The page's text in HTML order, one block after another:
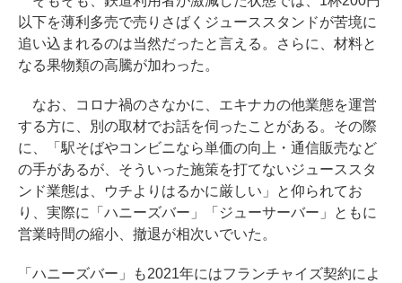
以下を薄利多売で売りさばくジューススタンドが苦境に
追い込まれるのは当然だったと言える。さらに、材料と
なる果物類の高騰が加わった。
なお、コロナ禍のさなかに、エキナカの他業態を運営
する方に、別の取材でお話を伺ったことがある。その際
に、「駅そばやコンビニなら単価の向上・通信販売など
の手があるが、そういった施策を打てないジューススタ
ンド業態は、ウチよりはるかに厳しい」と仰られてお
り、実際に「ハニーズバー」「ジューサーバー」ともに
営業時間の縮小、撤退が相次いでいた。
「ハニーズバー」も2021年にはフランチャイズ契約によ